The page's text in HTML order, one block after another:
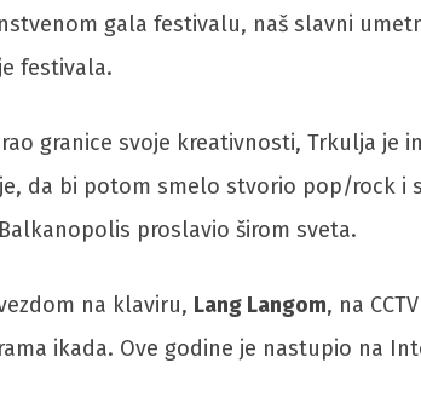
gala festivalu, naš slavni
festivala.
granice svoje kreativnosti, Trkulja je
da bi potom smelo stvorio pop/rock
proslavio širom sveta.
na klaviru, Lang Langom, na
ikada. Ove godine je nastupio na